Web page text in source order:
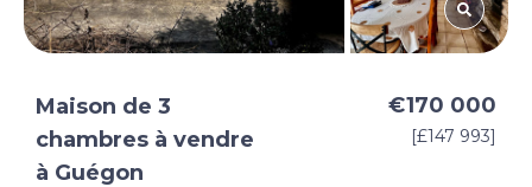
Maison de 3
chambres à vendre
à Guégon
€170 000
[£147 993]